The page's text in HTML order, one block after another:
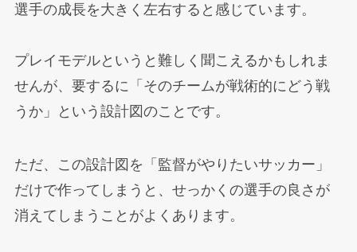
選手の成長を大きく左右すると感じています。
プレイモデルというと難しく聞こえるかもしれま
せんが、要するに「そのチームが戦術的にどう戦
うか」という設計図のことです。
ただ、この設計図を「監督がやりたいサッカー」
だけで作ってしまうと、せっかくの選手の良さが
消えてしまうことがよくあります。